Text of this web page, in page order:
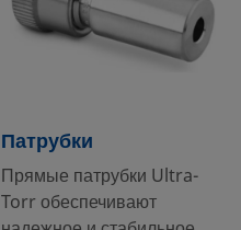
Патрубки
Прямые патрубки Ultra-
Torr обеспечивают